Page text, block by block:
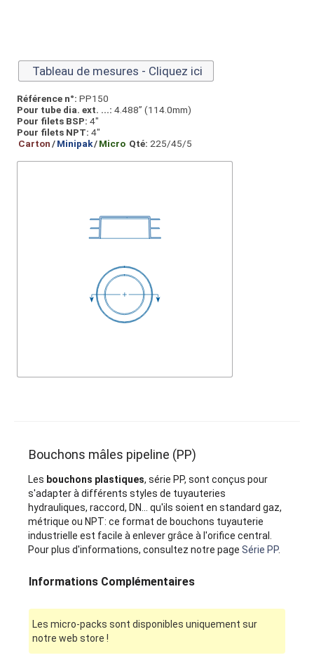
Tableau de mesures - Cliquez ici
Référence n°: PP150
Pour tube dia. ext. ...: 4.488” (114.0mm)
Pour filets BSP: 4"
Pour filets NPT: 4"
Carton/Minipak/Micro Qté: 225/45/5
Bouchons mâles pipeline (PP)
Les bouchons plastiques, série PP, sont conçus pour
s'adapter à différents styles de tuyauteries
hydrauliques, raccord, DN... qu'ils soient en standard gaz,
métrique ou NPT: ce format de bouchons tuyauterie
industrielle est facile à enlever grâce à l'orifice central.
Pour plus d'informations, consultez notre pageSérie PP.
Informations Complémentaires
Les micro-packs sont disponibles uniquement sur
notre web store !